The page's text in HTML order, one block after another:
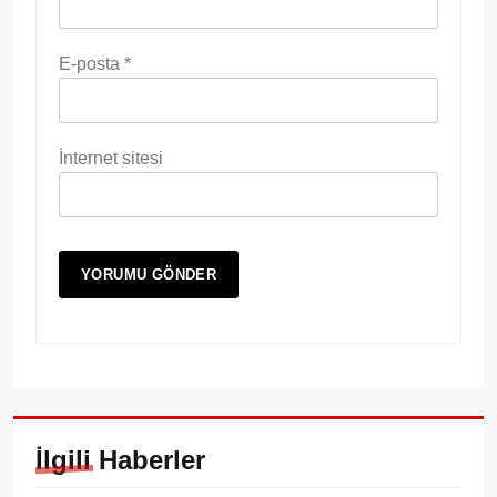
E-posta *
İnternet sitesi
İlgili Haberler